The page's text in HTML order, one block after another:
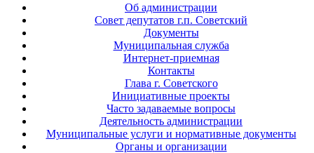
Об администрации
Совет депутатов г.п. Советский
Документы
Муниципальная служба
Интернет-приемная
Контакты
Глава г. Советского
Инициативные проекты
Часто задаваемые вопросы
Деятельность администрации
Муниципальные услуги и нормативные документы
Органы и организации